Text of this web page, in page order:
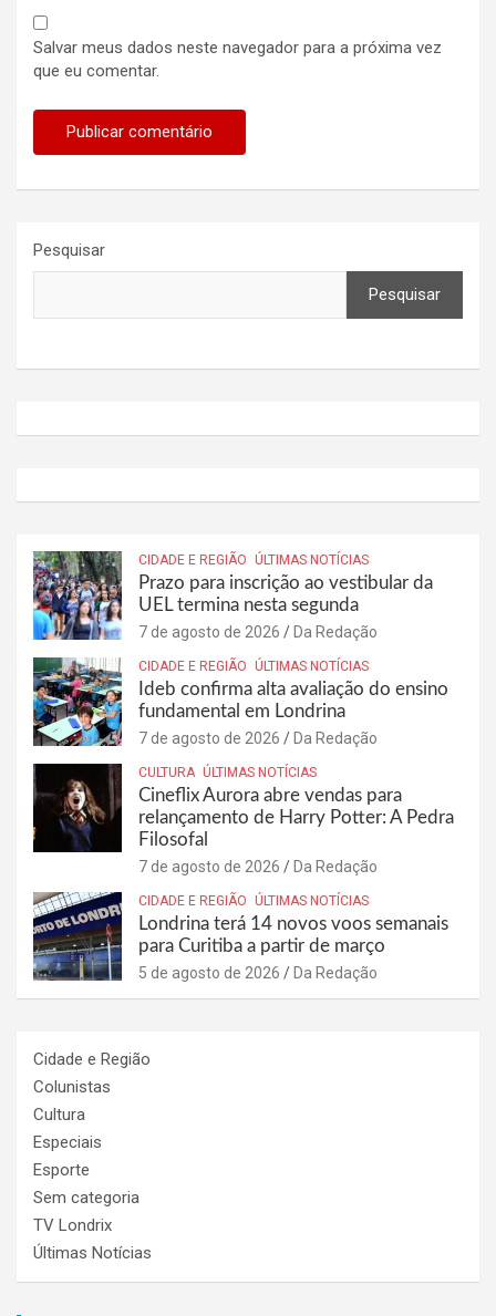
Salvar meus dados neste navegador para a próxima vez
que eu comentar.
Pesquisar
Pesquisar
CIDADE E REGIÃO ÚLTIMAS NOTÍCIAS
Prazo para inscrição ao vestibular da
UEL termina nesta segunda
7 de agosto de 2026 Da Redação
CIDADE E REGIÃO ÚLTIMAS NOTÍCIAS
Ideb confirma alta avaliação do ensino
fundamental em Londrina
7 de agosto de 2026 Da Redação
CULTURA ÚLTIMAS NOTÍCIAS
Cineflix Aurora abre vendas para
relançamento de Harry Potter: A Pedra
Filosofal
7 de agosto de 2026 Da Redação
CIDADE E REGIÃO ÚLTIMAS NOTÍCIAS
Londrina terá 14 novos voos semanais
para Curitiba a partir de março
5 de agosto de 2026 Da Redação
Cidade e Região
Colunistas
Cultura
Especiais
Esporte
Sem categoria
TV Londrix
Últimas Notícias